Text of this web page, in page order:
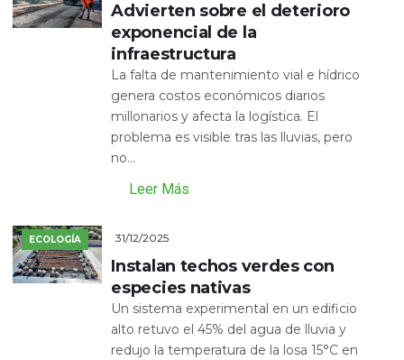
Advierten sobre el deterioro
exponencial de la
infraestructura
La falta de mantenimiento vial e hídrico
genera costos económicos diarios
millonarios y afecta la logística. El
problema es visible tras las lluvias, pero
no...
Leer Más
ECOLOGÍA 31/12/2025
Instalan techos verdes con
especies nativas
Un sistema experimental en un edificio
alto retuvo el 45% del agua de lluvia y
redujo la temperatura de la losa 15°C en